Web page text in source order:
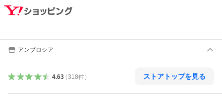
アンブロシア
4.63（318件） ストアトップを見る